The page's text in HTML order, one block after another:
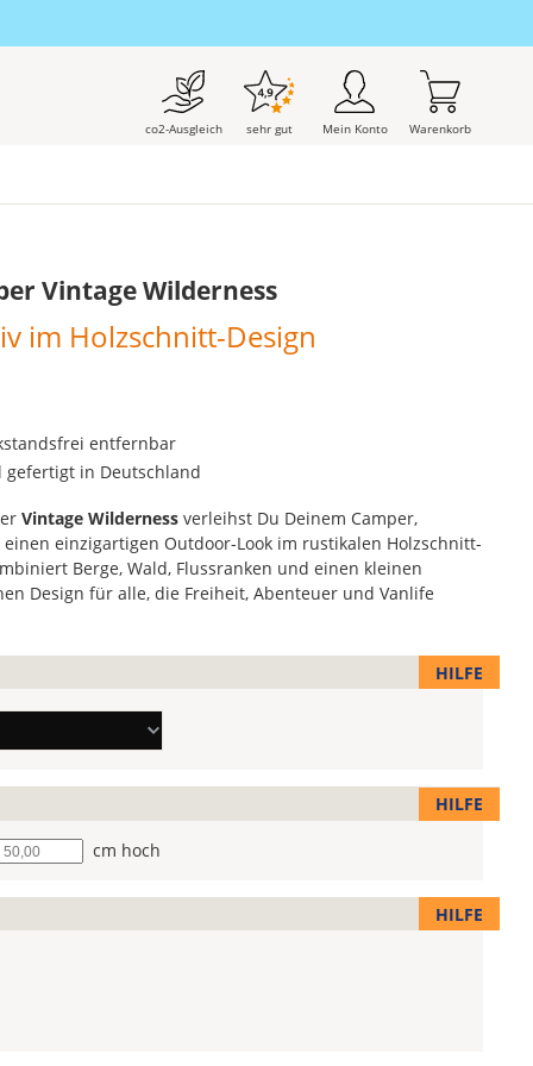
co2-Ausgleich sehr gut Mein Konto Warenkorb
Vintage Wilderness
im Holzschnitt-Design
entfernbar
gefertigt in Deutschland
Vintage Wilderness verleihst Du Deinem Camper,
einen einzigartigen Outdoor-Look im rustikalen Holzschnitt-
Berge, Wald, Flussranken und einen kleinen
Design für alle, die Freiheit, Abenteuer und Vanlife
HILFE
HILFE
cm hoch
HILFE